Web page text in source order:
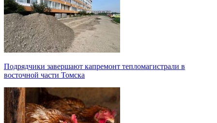
Подрядчики завершают капремонт тепломагистрали в
восточной части Томска